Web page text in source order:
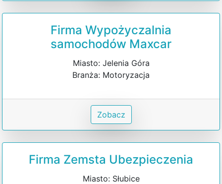
Firma Wypożyczalnia
samochodów Maxcar
Miasto: Jelenia Góra
Branża: Motoryzacja
Zobacz
Firma Zemsta Ubezpieczenia
Miasto: Słubice